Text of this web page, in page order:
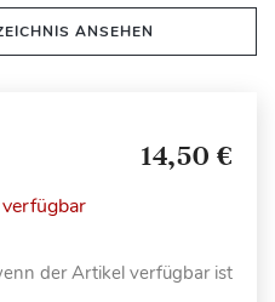
ANSEHEN
14,50 €
der Artikel verfügbar ist